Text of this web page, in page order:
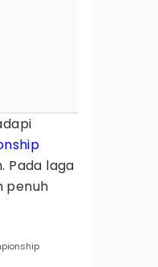
Pada laga
penuh